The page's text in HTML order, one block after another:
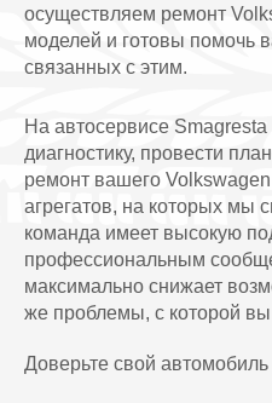
осуществляем ремонт
моделей и готовы помочь
связанных с этим.
На автосервисе
диагностику, провести
ремонт вашего
агрегатов, на которых мы
команда имеет высокую
профессиональным
максимально снижает
же проблемы, с которой
Доверьте свой